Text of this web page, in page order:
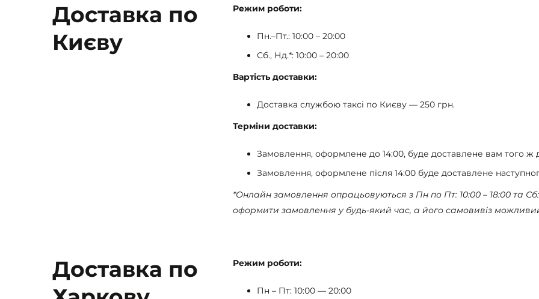
Доставка по
Києву
Режим роботи:
Пн.–Пт.: 10:00 – 20:00
Сб., Нд.*: 10:00 – 20:00
Вартість доставки:
Доставка службою таксі по Києву — 250 грн.
Терміни доставки:
Замовлення, оформлене до 14:00, буде доставлене вам того ж
Замовлення, оформлене після 14:00 буде доставлене
*Онлайн замовлення опрацьовуються з Пн по Пт: 10:00 – 18:00 та
оформити замовлення у будь-який час, а його самовивіз
Доставка по
Режим роботи:
Пн – Пт: 10:00 — 20:00